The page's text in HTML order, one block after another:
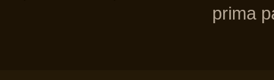
prima